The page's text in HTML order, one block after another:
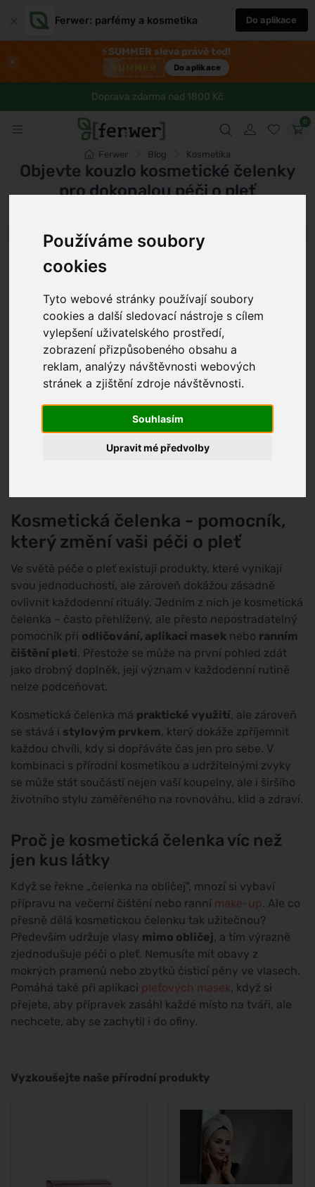
Používáme soubory
cookies
Tyto webové stránky používají soubory
cookies a další sledovací nástroje s cílem
vylepšení uživatelského prostředí,
zobrazení přizpůsobeného obsahu a
reklam, analýzy návštěvnosti webových
stránek a zjištění zdroje návštěvnosti.
Souhlasím
Upravit mé předvolby
Ferwer: parfémy a kosmetika Do aplikace
×
⚡SUMMER sleva právě teď!
Do aplikace
Doprava zdarma nad 1800 Kč
0
Ferwer Blog Kosmetika
Objevte kouzlo kosmetické čelenky
pro dokonalou péči o pleť
Tomáš Dvořák
Kosmetická čelenka - pomocník,
který změní vaši péči o pleť
Ve světě péče o pleť existují produkty, které vynikají
svou jednoduchostí, ale zároveň dokážou zásadně
ovlivnit každodenní rituály. Jedním z nich je kosmetická
čelenka – často přehlížený, ale přesto nepostradatelný
pomocník při odličování, aplikaci masek nebo ranním
čištění pleti. Přestože se může na první pohled zdát
jako drobný doplněk, její význam v každodenní rutině
nelze podceňovat.
Kosmetická čelenka má praktické využití, ale zároveň
se stává i stylovým prvkem, který dokáže zpříjemnit
každou chvíli, kdy si dopřáváte čas jen pro sebe. V
kombinaci s přírodní kosmetikou a udržitelnými zvyky
se může stát součástí nejen vaší koupelny, ale i širšího
životního stylu zaměřeného na rovnováhu, klid a zdraví.
Proč je kosmetická čelenka víc než
jen kus látky
Když se řekne „čelenka na obličej", mnozí si vybaví
přípravu na večerní čištění nebo ranní make-up. Ale co
přesně dělá kosmetickou čelenku tak užitečnou?
Především udržuje vlasy mimo obličej, a tím výrazně
zjednodušuje péči o pleť. Nemusíte mít obavy z
mokrých pramenů nebo zbytků čisticí pěny ve vlasech.
Pomáhá také při aplikaci pleťových masek, když si
přejete, aby přípravek zasáhl každé místo na tváři, ale
nechcete, aby se zachytil i do ofiny.
Vyzkoušejte naše přírodní produkty